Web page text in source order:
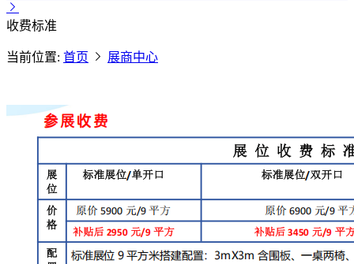
收费标准
当前位置: 首页 展商中心